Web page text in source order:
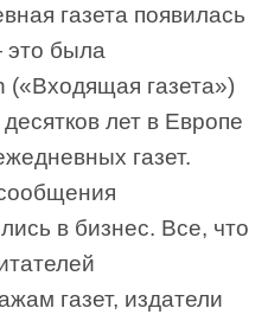
газета появилась
это была
(«Входящая газета»)
лет в Европе
газет.
в бизнес. Все, что
газет, издатели